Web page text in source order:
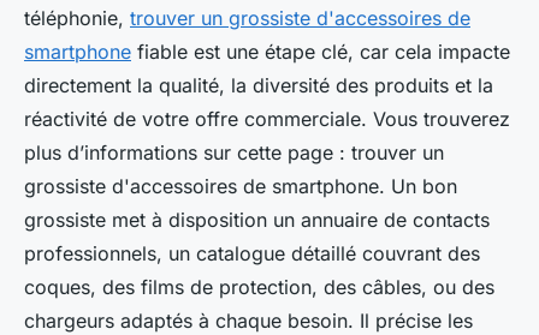
téléphonie, trouver un grossiste d'accessoires de
smartphone fiable est une étape clé, car cela impacte
directement la qualité, la diversité des produits et la
réactivité de votre offre commerciale. Vous trouverez
plus d’informations sur cette page : trouver un
grossiste d'accessoires de smartphone. Un bon
grossiste met à disposition un annuaire de contacts
professionnels, un catalogue détaillé couvrant des
coques, des films de protection, des câbles, ou des
chargeurs adaptés à chaque besoin. Il précise les